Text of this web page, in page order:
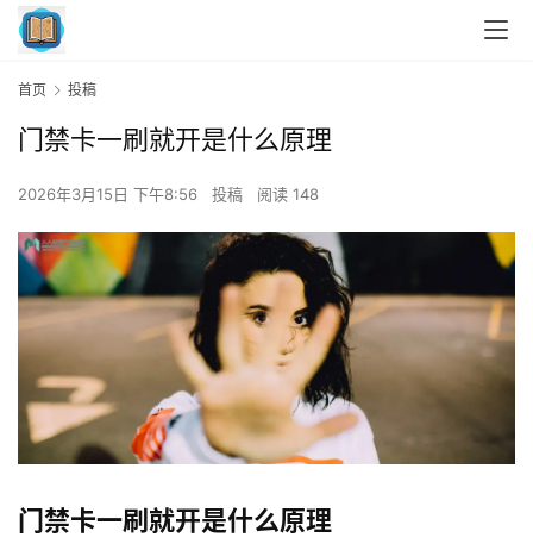
首页 投稿
门禁卡一刷就开是什么原理
2026年3月15日 下午8:56 投稿 阅读 148
门禁卡一刷就开是什么原理